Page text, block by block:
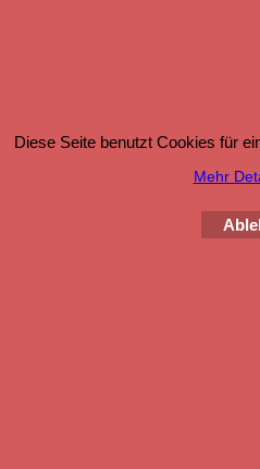
Diese Seite benutzt Cookies für
Mehr